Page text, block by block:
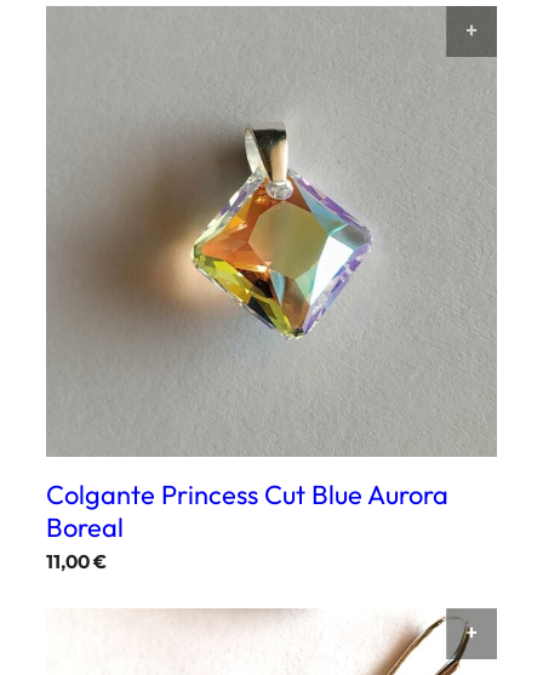
Colgante Princess Cut Blue Aurora
Boreal
11,00€